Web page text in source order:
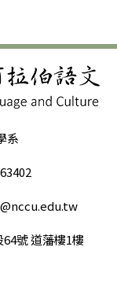
系
號 道藩樓1樓